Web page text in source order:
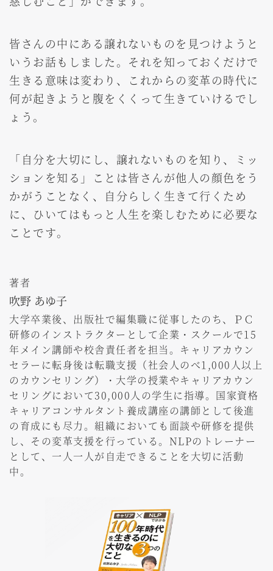
皆さんの中にある譲れないものを見つけようと
いうお話もしました。それを知っておくだけで
生きる意味は変わり、これからの変革の時代に
何が起きようと腹をくくって生きていけるでし
ょう。
「自分を大切にし、譲れないものを知り、ミッ
ションを知る」ことは皆さんが他人の顔色をう
かがうことなく、自分らしく生きて行くため
に、ひいてはもっと人生を楽しむために必要な
ことです。
著者
吹野 あゆ子
大学卒業後、出版社で編集職に従事したのち、ＰＣ
研修のインストラクターとして企業・スクールで15
年メイン講師や校舎責任者を担当。キャリアカウン
セラーに転身後は転職支援（社会人のべ1,000人以上
のカウンセリング）・大学の授業やキャリアカウン
セリングにおいて30,000人の学生に指導。国家資格
キャリアコンサルタント養成講座の講師として後進
の育成にも尽力。組織においても面談や研修を提供
し、その変革支援を行っている。NLPのトレーナー
として、一人一人が自走できることを大切に活動
中。